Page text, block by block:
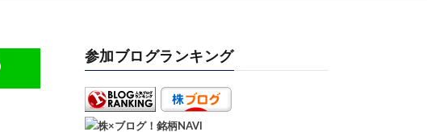
参加ブログランキング